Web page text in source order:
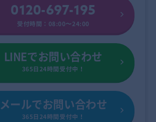
0120-697-195
受付時間：08:00〜24:00
LINEでお問い合わせ
365日24時間受付中！
メールでお問い合わせ
365日24時間受付中！